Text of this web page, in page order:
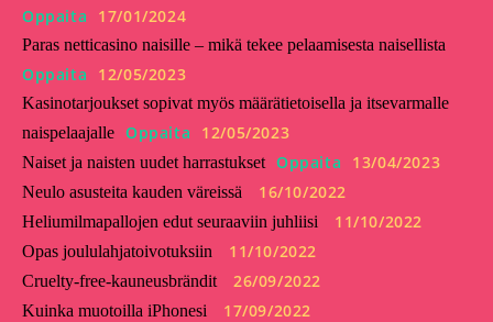
Oppaita 17/01/2024
Paras netticasino naisille – mikä tekee pelaamisesta naisellista
Oppaita 12/05/2023
Kasinotarjoukset sopivat myös määrätietoisella ja itsevarmalle
naispelaajalle Oppaita 12/05/2023
Naiset ja naisten uudet harrastukset Oppaita 13/04/2023
Neulo asusteita kauden väreissä 16/10/2022
Heliumilmapallojen edut seuraaviin juhliisi 11/10/2022
Opas joululahjatoivotuksiin 11/10/2022
Cruelty-free-kauneusbrändit 26/09/2022
Kuinka muotoilla iPhonesi 17/09/2022